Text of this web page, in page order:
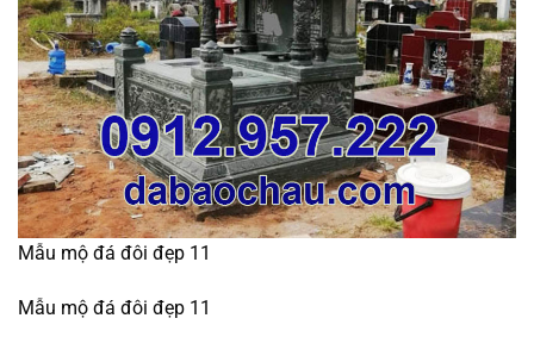
Mẫu mộ đá đôi đẹp 11
Mẫu mộ đá đôi đẹp 11